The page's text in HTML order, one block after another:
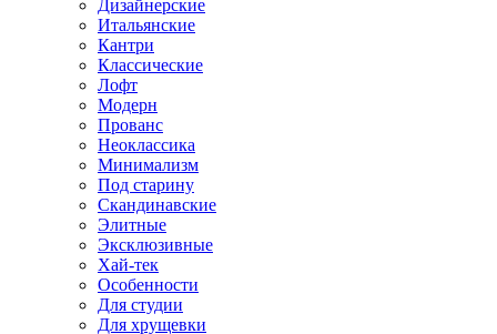
Дизайнерские
Итальянские
Кантри
Классические
Лофт
Модерн
Прованс
Неоклассика
Минимализм
Под старину
Скандинавские
Элитные
Эксклюзивные
Хай-тек
Особенности
Для студии
Для хрущевки